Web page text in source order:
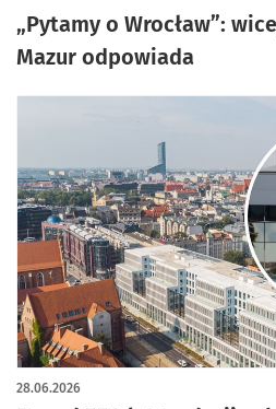
„Pytamy o Wrocław”:
Mazur odpowiada
28.06.2026